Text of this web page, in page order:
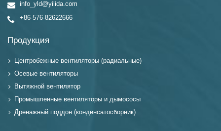
info_yld@yilida.com
+86-576-82622666
Продукция
Центробежные вентиляторы (радиальные)
Осевые вентиляторы
Вытяжной вентилятор
Промышленные вентиляторы и дымососы
Дренажный поддон (конденсатосборник)